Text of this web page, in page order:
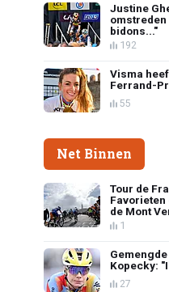
Justine
bidons..."
192
Visma
Ferrand-
55
Net Binnen
Tour de
Favorieten
de Mont
1
Kopecky:
27